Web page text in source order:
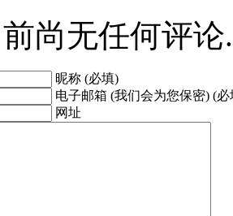
尚无任何评论.
昵称 (必填)
电子邮箱 (我们会为您保密) (必
网址